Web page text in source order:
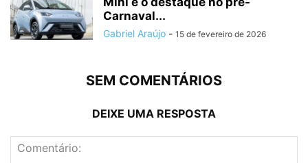
Carnaval...
Gabriel Araújo - 15 de fevereiro de 2026
SEM COMENTÁRIOS
DEIXE UMA RESPOSTA